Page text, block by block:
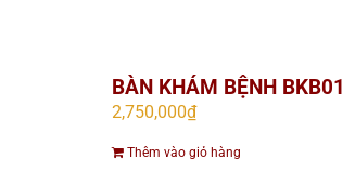
BÀN KHÁM BỆNH BKB01
2,750,000₫
Thêm vào giỏ hàng